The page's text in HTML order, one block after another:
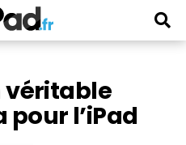
véritable
pour l’iPad